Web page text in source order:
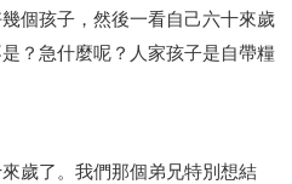
個孩子，然後一看自己六十來歲
？急什麼呢？人家孩子是自帶糧
歲了。我們那個弟兄特別想結